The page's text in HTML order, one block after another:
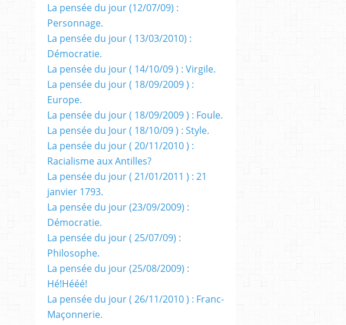
La pensée du jour (12/07/09) :
Personnage.
La pensée du jour ( 13/03/2010) :
Démocratie.
La pensée du jour ( 14/10/09 ) : Virgile.
La pensée du jour ( 18/09/2009 ) :
Europe.
La pensée du jour ( 18/09/2009 ) : Foule.
La pensée du Jour ( 18/10/09 ) : Style.
La pensée du jour ( 20/11/2010 ) :
Racialisme aux Antilles?
La pensée du jour ( 21/01/2011 ) : 21
janvier 1793.
La pensée du jour (23/09/2009) :
Démocratie.
La pensée du jour ( 25/07/09) :
Philosophe.
La pensée du jour (25/08/2009) :
Hé!Hééé!
La pensée du jour ( 26/11/2010 ) : Franc-
Maçonnerie.